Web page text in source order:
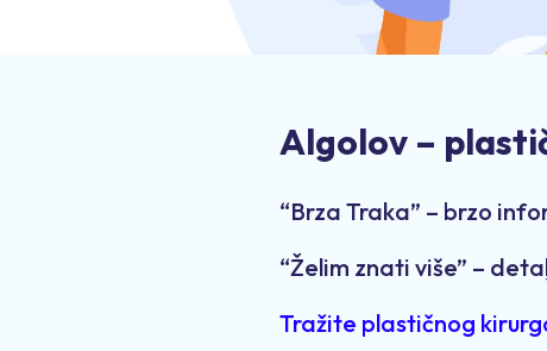
Algolov –
“Brza Traka” – brzo
“Želim znati više” –
Tražite plastičnog